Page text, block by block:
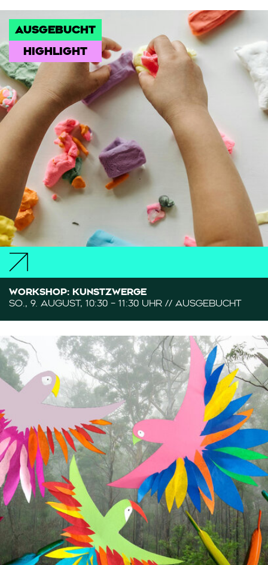
AUSGEBUCHT
HIGHLIGHT
WORKSHOP: KUNSTZWERGE
SO., 9. AUGUST, 10:30 – 11:30 UHR // AUSGEBUCHT